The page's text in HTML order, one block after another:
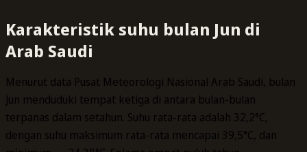
Karakteristik suhu bulan Jun di
Arab Saudi
Menurut data Pusat Meteorologi Nasional Arab Saudi, bulan
Jun menduduki tempat ketiga di antara bulan-bulan
terpanas dalam setahun. Suhu rata-rata adalah 32,2°C,
dengan suhu maksimum rata-rata mencapai 39,5°C, dan